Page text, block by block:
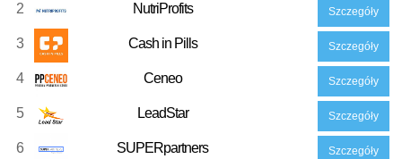
2 NutriProfits Szczegóły
3 Cash in Pills Szczegóły
4 Ceneo Szczegóły
5 LeadStar Szczegóły
6 SUPERpartners Szczegóły